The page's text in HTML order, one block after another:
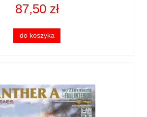
87,50 zł
do koszyka